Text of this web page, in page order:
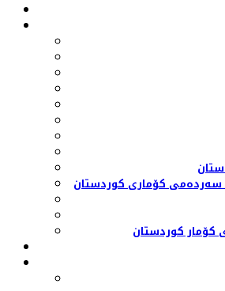
سەردەمی کۆماری کوردستان
کۆمار کوردستان